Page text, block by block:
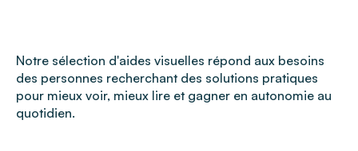
Notre sélection d'aides visuelles répond aux besoins
des personnes recherchant des solutions pratiques
pour mieux voir, mieux lire et gagner en autonomie au
quotidien.